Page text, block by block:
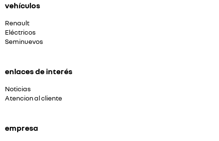
vehículos
Renault
Eléctricos
Seminuevos
enlaces de interés
Noticias
Atencion al cliente
empresa